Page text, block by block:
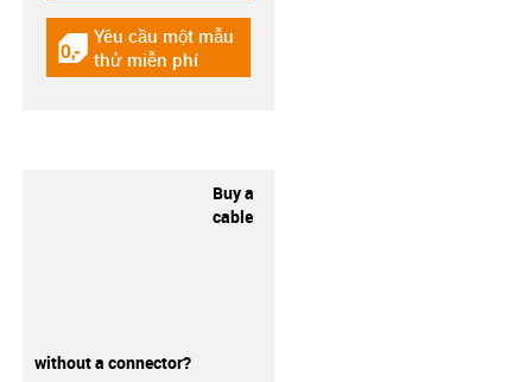
igus-icon-gratismuster
Yêu cầu một mẫu
thử miễn phí
Buy a
cable
without a connector?